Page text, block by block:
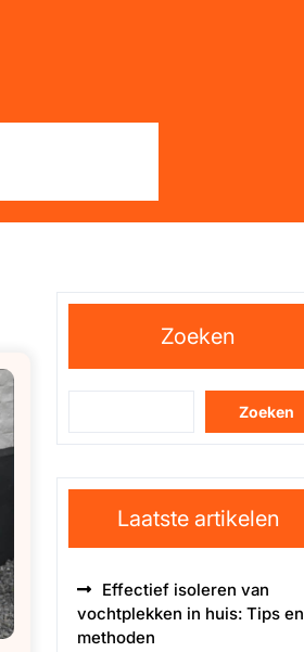
Zoeken
Zoeken
Laatste artikelen
Effectief isoleren van
vochtplekken in huis: Tips en
methoden